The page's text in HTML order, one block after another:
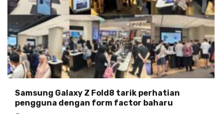
Samsung Galaxy Z Fold8 tarik perhatian
pengguna dengan form factor baharu